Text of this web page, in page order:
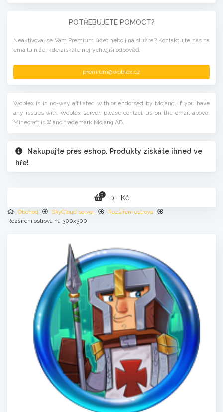
POTŘEBUJETE POMOCT?
Neaktivoval se Vám Premium účet nebo jiná služba? Kontaktujte nás na
emailu níže, kde získáte nejrychlejíší odpověď.
premium@woblex.cz
Woblex is in no-way affiliated with or endorsed by Mojang. If you have
any issues with Woblex server, please contact us on the email above.
Minecraft is © and trademark Mojang AB.
Nakupujte přes eshop. Produkty získáte ihned ve
hře!
0 0,- Kč
Obchod SkyCloud server
Rozšíření ostrova
Rozšíření ostrova na 300x300